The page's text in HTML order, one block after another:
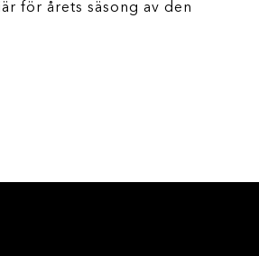
för årets säsong av den